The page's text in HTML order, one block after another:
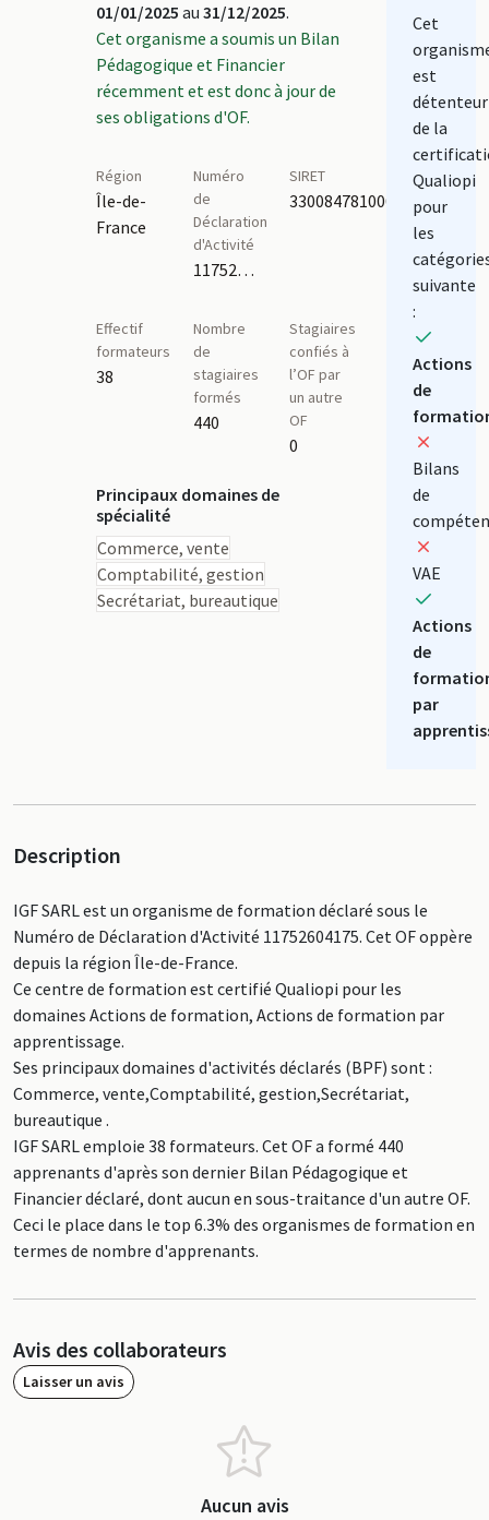
01/01/2025 au 31/12/2025.
Cet organisme a soumis un Bilan
Pédagogique et Financier
récemment et est donc à jour de
ses obligations d'OF.
Région
Île-de-
France
Numéro
de
Déclaration
d'Activité
11752604175
SIRET
33008478100054
Effectif
formateurs
38
Nombre
de
stagiaires
formés
440
Stagiaires
confiés à
l’OF par
un autre
OF
0
Principaux domaines de
spécialité
Commerce, vente
Comptabilité, gestion
Secrétariat, bureautique
Cet
est
détenteur
de la
Qualiopi
pour
les
suivante
:
Actions
de
Bilans
de
VAE
Actions
de
par
Description
IGF SARL est un organisme de formation déclaré sous le
Numéro de Déclaration d'Activité 11752604175. Cet OF oppère
depuis la région Île-de-France.
Ce centre de formation est certifié Qualiopi pour les
domaines Actions de formation, Actions de formation par
apprentissage.
Ses principaux domaines d'activités déclarés (BPF) sont :
Commerce, vente,Comptabilité, gestion,Secrétariat,
bureautique .
IGF SARL emploie 38 formateurs. Cet OF a formé 440
apprenants d'après son dernier Bilan Pédagogique et
Financier déclaré, dont aucun en sous-traitance d'un autre OF.
Ceci le place dans le top 6.3% des organismes de formation en
termes de nombre d'apprenants.
Avis des collaborateurs
Laisser un avis
Aucun avis